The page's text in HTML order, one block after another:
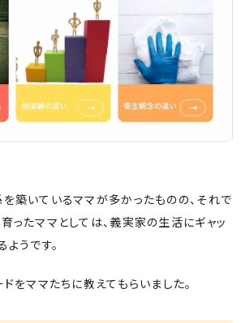
築いているママが多かったものの、それで
ったママとしては、義実家の生活にギャッ
うです。
をママたちに教えてもらいました。